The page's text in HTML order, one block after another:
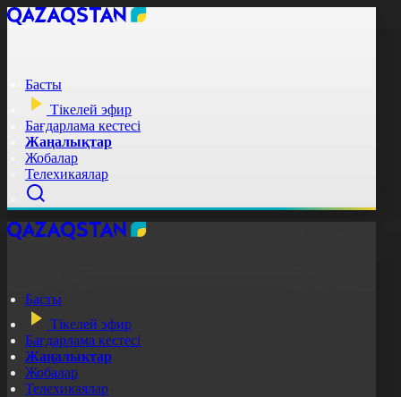
Басты
Тікелей эфир
Бағдарлама кестесі
Жаңалықтар
Жобалар
Телехикаялар
Басты
Тікелей эфир
Бағдарлама кестесі
Жаңалықтар
Жобалар
Телехикаялар